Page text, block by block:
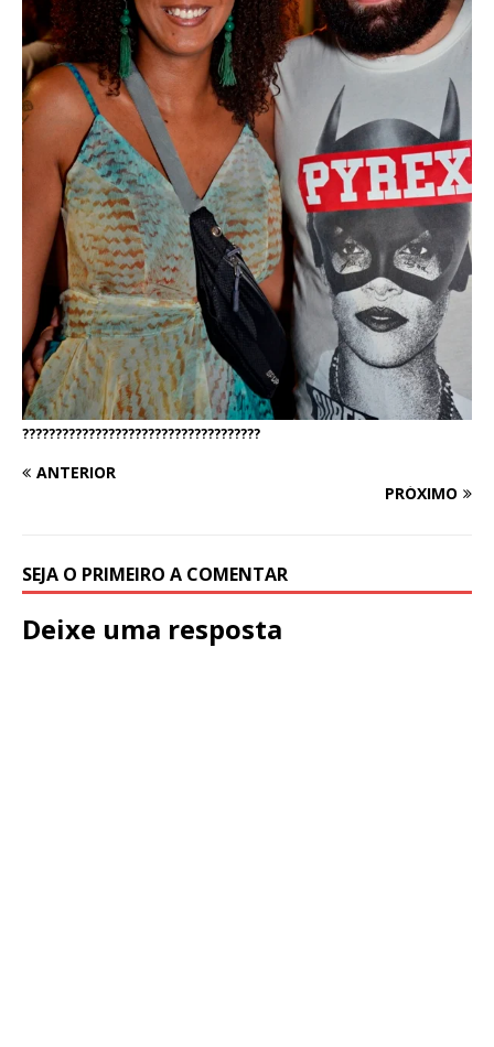
????????????????????????????????????
ANTERIOR
PRÓXIMO
SEJA O PRIMEIRO A COMENTAR
Deixe uma resposta